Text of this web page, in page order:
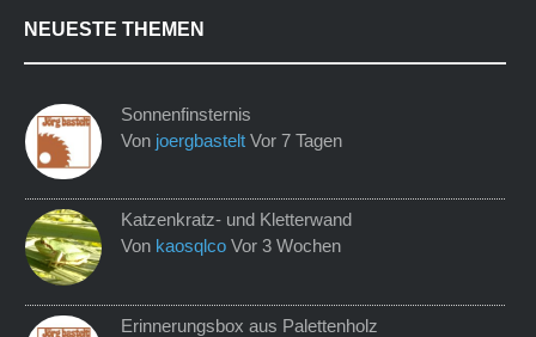
NEUESTE THEMEN
Sonnenfinsternis
Von joergbastelt Vor 7 Tagen
Katzenkratz- und Kletterwand
Von kaosqlco Vor 3 Wochen
Erinnerungsbox aus Palettenholz